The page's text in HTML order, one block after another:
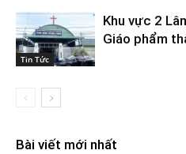
Tin Tức
Khu vực 2
Giáo phẩm
Bài viết mới nhất